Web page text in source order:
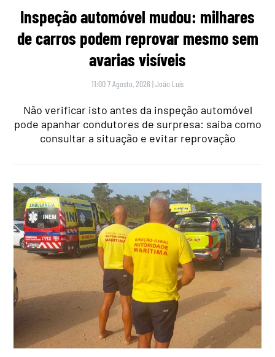
Inspeção automóvel mudou: milhares
de carros podem reprovar mesmo sem
avarias visíveis
11:00 7 Agosto, 2026 |João Luís
Não verificar isto antes da inspeção automóvel
pode apanhar condutores de surpresa: saiba como
consultar a situação e evitar reprovação